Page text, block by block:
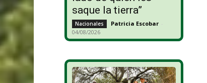
saque la tierra”
Nacionales Patricia Escobar -
04/08/2026